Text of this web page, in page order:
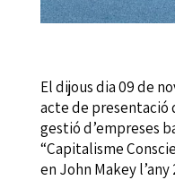
El dijous dia 09 de
acte de presentació
gestió d’empreses
“Capitalisme
en John Makey l’any